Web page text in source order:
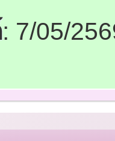
: 7/05/